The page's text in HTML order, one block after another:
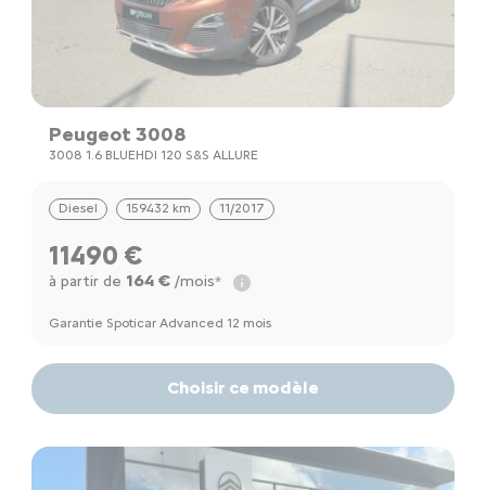
Peugeot 3008
3008 1.6 BLUEHDI 120 S&S ALLURE
Diesel 159432 km 11/2017
11490 €
à partir de 164 €/mois*
Garantie Spoticar Advanced 12 mois
Choisir ce modèle